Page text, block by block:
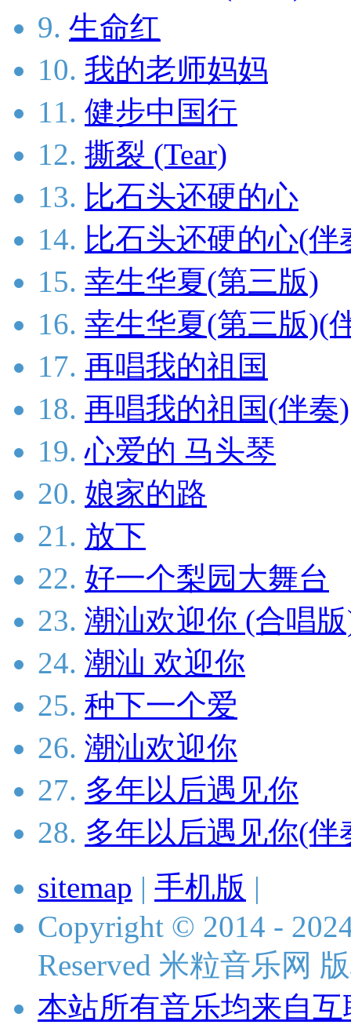
9. 生命红
10. 我的老师妈妈
11. 健步中国行
12. 撕裂 (Tear)
13. 比石头还硬的心
14. 比石头还硬的心(伴
15. 幸生华夏(第三版)
16. 幸生华夏(第三版)(
17. 再唱我的祖国
18. 再唱我的祖国(伴奏)
19. 心爱的 马头琴
20. 娘家的路
21. 放下
22. 好一个梨园大舞台
23. 潮汕欢迎你 (合唱
24. 潮汕 欢迎你
25. 种下一个爱
26. 潮汕欢迎你
27. 多年以后遇见你
28. 多年以后遇见你(伴
sitemap | 手机版 |
Copyright © 2014 -
Reserved 米粒音乐网
本站所有音乐均来自